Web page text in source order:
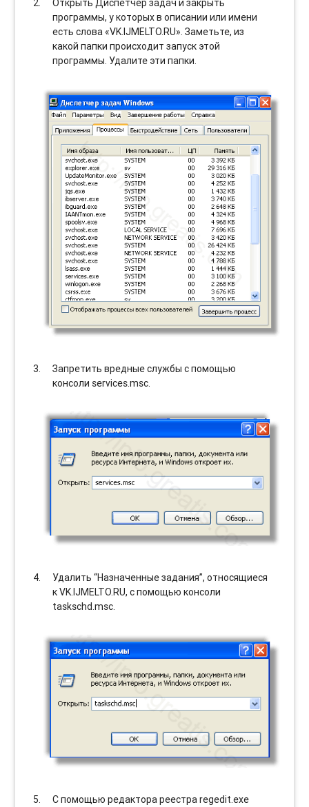
Открыть Диспетчер задач и закрыть
программы, у которых в описании или имени
есть слова «VK.IJMELTO.RU». Заметьте, из
какой папки происходит запуск этой
программы. Удалите эти папки.
Запретить вредные службы с помощью
консоли services.msc.
Удалить “Назначенные задания”, относящиеся
к VK.IJMELTO.RU, с помощью консоли
taskschd.msc.
С помощью редактора реестра regedit.exe